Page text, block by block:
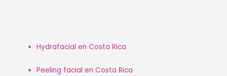
Hydrafacial en Costa Rica
Peeling facial en Costa Rica